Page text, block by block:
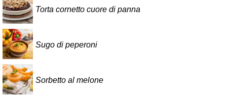
Torta cornetto cuore di panna
Sugo di peperoni
Sorbetto al melone